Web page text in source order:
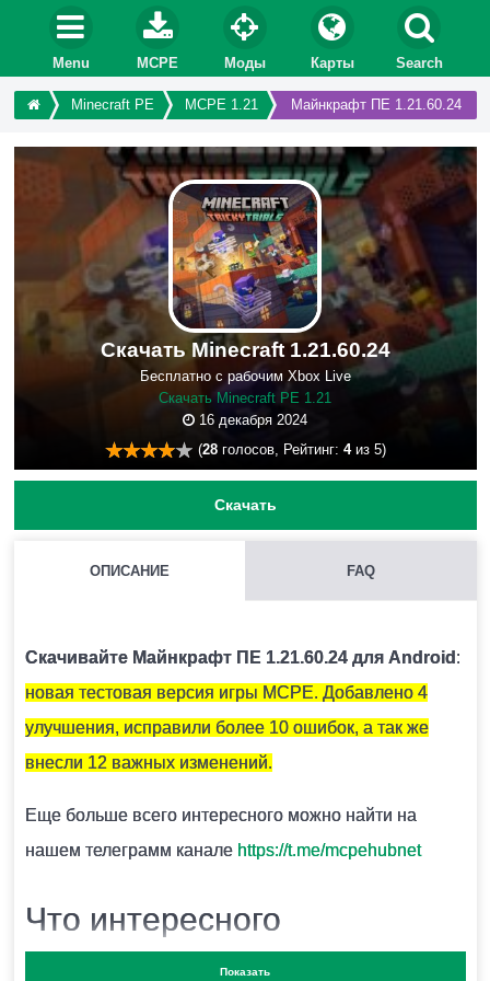
Menu MCPE Моды Карты Search
Minecraft PE MCPE 1.21 Майнкрафт ПЕ 1.21.60.24
Скачать Minecraft 1.21.60.24
Бесплатно с рабочим Xbox Live
Скачать Minecraft PE 1.21
16 декабря 2024
(28голосов, Рейтинг: 4из 5)
Скачать
ОПИСАНИЕ FAQ
Скачивайте Майнкрафт ПЕ 1.21.60.24 для Android :
новая тестовая версия игры MCPE. Добавлено 4
улучшения, исправили более 10 ошибок, а так же
внесли 12 важных изменений.
Еще больше всего интересного можно найти на
нашем телеграмм канале https://t.me/mcpehubnet
Что интересного
Показать
ЧЕМ ОТКАПЫВАТЬ ПОДОЗРИТЕЛЬНЫЙ ПЕСОК?
Нет.